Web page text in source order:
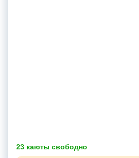
23 каюты свободно